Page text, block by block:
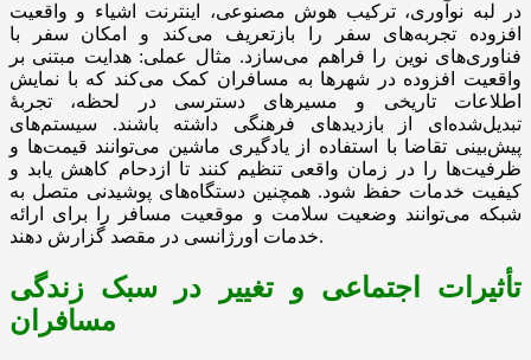
در لبه نوآوری، ترکیب هوش مصنوعی، اینترنت اشیاء و واقعیت
افزوده تجربه‌های سفر را بازتعریف می‌کند و امکان سفر با
فناوری‌های نوین را فراهم می‌سازد. مثال عملی: هدایت مبتنی بر
واقعیت افزوده در شهرها به مسافران کمک می‌کند که با نمایش
اطلاعات تاریخی و مسیرهای دسترسی در لحظه، تجربهٔ
تبدیل‌شده‌ای از بازدیدهای فرهنگی داشته باشند. سیستم‌های
پیش‌بینی تقاضا با استفاده از یادگیری ماشین می‌توانند قیمت‌ها و
ظرفیت‌ها را در زمان واقعی تنظیم کنند تا ازدحام کاهش یابد و
کیفیت خدمات حفظ شود. همچنین دستگاه‌های پوشیدنی متصل به
شبکه می‌توانند وضعیت سلامت و موقعیت مسافر را برای ارائه
خدمات اورژانسی در مقصد گزارش دهند.
تأثیرات اجتماعی و تغییر در سبک زندگی
مسافران